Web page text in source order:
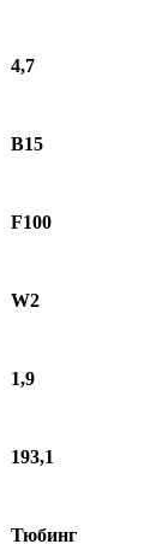
4,7
B15
F100
W2
1,9
193,1
Тюбинг